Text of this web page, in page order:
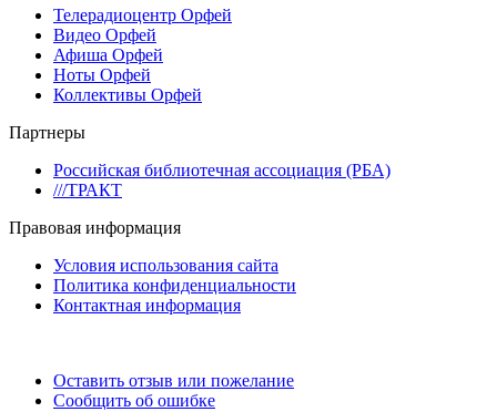
Телерадиоцентр Орфей
Видео Орфей
Афиша Орфей
Ноты Орфей
Коллективы Орфей
Партнеры
Российская библиотечная ассоциация (РБА)
///ТРАКТ
Правовая информация
Условия использования сайта
Политика конфиденциальности
Контактная информация
Оставить отзыв или пожелание
Сообщить об ошибке